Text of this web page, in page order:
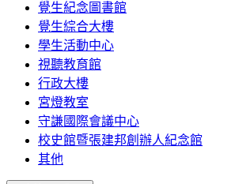
覺生紀念圖書館
覺生綜合大樓
學生活動中心
視聽教育館
行政大樓
宮燈教室
守謙國際會議中心
校史館暨張建邦創辦人紀念館
其他